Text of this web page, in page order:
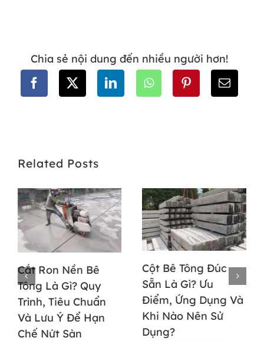
Chia sẻ nội dung đến nhiều người hơn!
Related Posts
Cắt Ron Nền Bê
Tông Là Gì? Quy
Trình, Tiêu Chuẩn
Và Lưu Ý Để Hạn
Chế Nứt Sàn
Cột Bê Tông Đúc
Sẵn Là Gì? Ưu
Điểm, Ứng Dụng Và
Khi Nào Nên Sử
Dụng?